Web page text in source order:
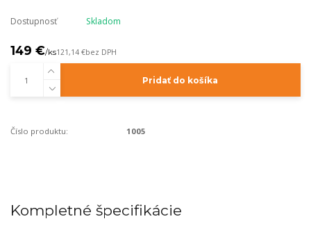
Dostupnosť Skladom
149 €/ks121,14 €bez DPH
Pridať do košíka
Číslo produktu: 1005
Kompletné špecifikácie